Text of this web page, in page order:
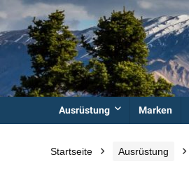
Ausrüstung Marken
Startseite Ausrüstung